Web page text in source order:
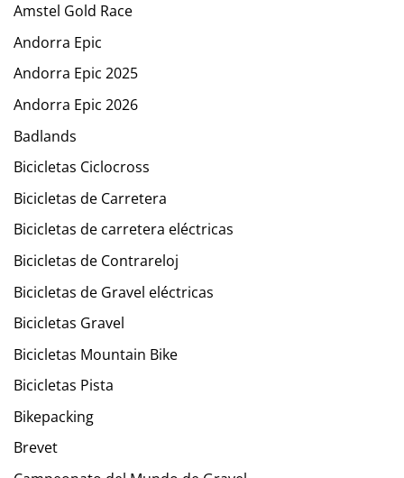
Amstel Gold Race
Andorra Epic
Andorra Epic 2025
Andorra Epic 2026
Badlands
Bicicletas Ciclocross
Bicicletas de Carretera
Bicicletas de carretera eléctricas
Bicicletas de Contrareloj
Bicicletas de Gravel eléctricas
Bicicletas Gravel
Bicicletas Mountain Bike
Bicicletas Pista
Bikepacking
Brevet